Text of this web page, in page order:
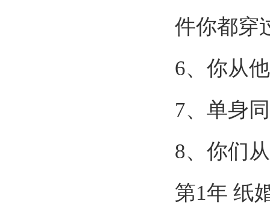
件你都穿
6、你从
7、单身
8、你们
第1年 纸